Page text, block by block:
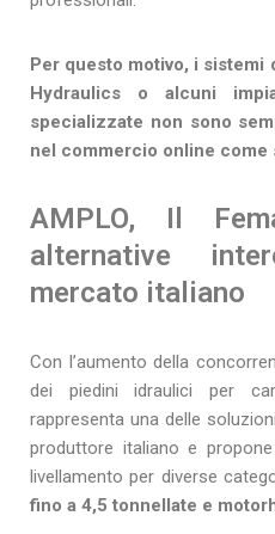
Per questo motivo, i sistemi
Hydraulics o alcuni
specializzate non sono
nel commercio online come
AMPLO, Il
alternative
mercato italiano
Con l’aumento della
dei piedini idraulici per
rappresenta una delle
produttore italiano e
livellamento per diverse
fino a 4,5 tonnellate e